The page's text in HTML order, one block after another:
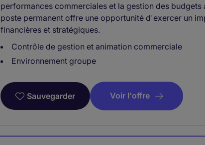
performances commerciales et la gestion des budgets
poste permanent offre une opportunité d'exercer un
financières et stratégiques.
Contrôle de gestion et animation commerciale
Environnement groupe
Sauvegarder Voir l'offre